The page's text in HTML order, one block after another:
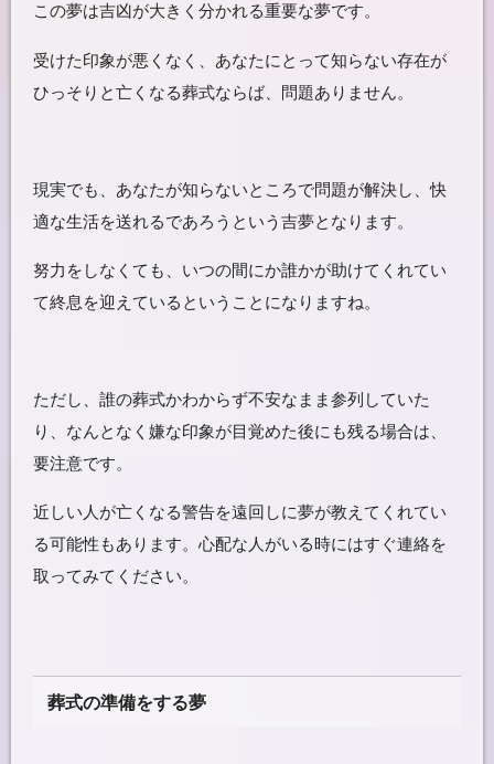
この夢は吉凶が大きく分かれる重要な夢です。
受けた印象が悪くなく、あなたにとって知らない存在が
ひっそりと亡くなる葬式ならば、問題ありません。
現実でも、あなたが知らないところで問題が解決し、快
適な生活を送れるであろうという吉夢となります。
努力をしなくても、いつの間にか誰かが助けてくれてい
て終息を迎えているということになりますね。
ただし、誰の葬式かわからず不安なまま参列していた
り、なんとなく嫌な印象が目覚めた後にも残る場合は、
要注意です。
近しい人が亡くなる警告を遠回しに夢が教えてくれてい
る可能性もあります。心配な人がいる時にはすぐ連絡を
取ってみてください。
葬式の準備をする夢